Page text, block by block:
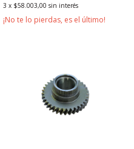
3 x $58.003,00 sin interés
¡No te lo pierdas, es el último!